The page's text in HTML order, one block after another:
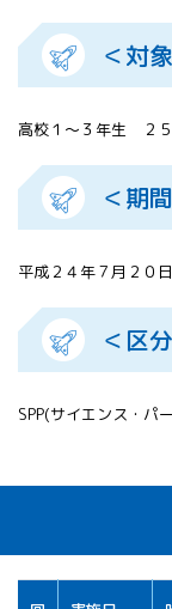
＜対
高校１～３年生 ２
＜期
平成２４年７月２０
＜区
SPP(サイエンス・パ